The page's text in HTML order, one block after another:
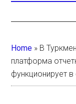
Home » В
платформа
функционирует